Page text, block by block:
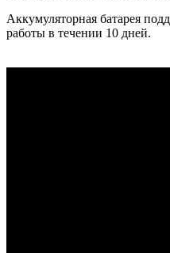
Аккумуляторная батарея
работы в течении 10 дней.